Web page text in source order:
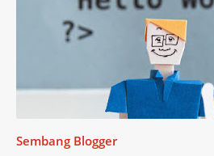
Sembang Blogger